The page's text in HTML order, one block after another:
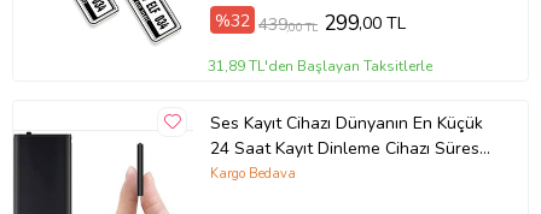
%32 439,00 TL 299,00 TL
31,89 TL'den Başlayan Taksitlerle
Ses Kayıt Cihazı Dünyanın En Küçük
24 Saat Kayıt Dinleme Cihazı Süresi
16 Gb Hafızalı Mini Boy
Kargo Bedava